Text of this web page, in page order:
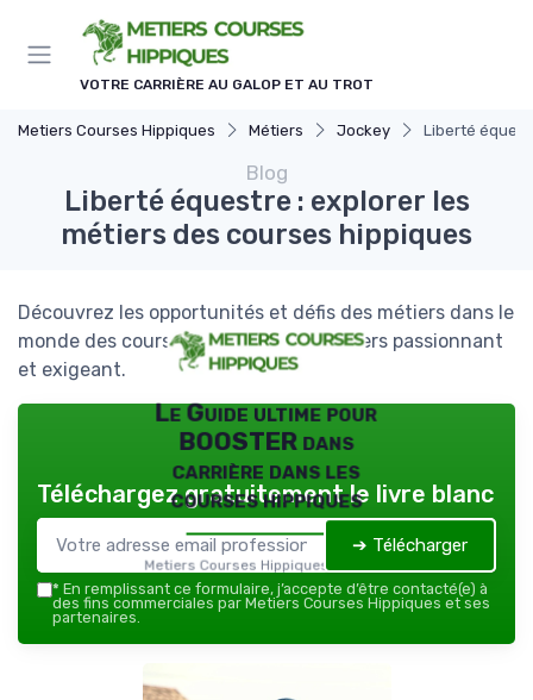
VOTRE CARRIÈRE AU GALOP ET AU TROT
Metiers Courses Hippiques Métiers Jockey Liberté
Blog
Liberté équestre : explorer les
métiers des courses hippiques
Découvrez les opportunités et défis des métiers dans le
monde des courses hippiques, un univers passionnant
et exigeant.
Le Guide ultime pour
BOOSTER dans
carrière dans les
courses hippiques
Metiers Courses Hippiques — 2026
Téléchargez gratuitement le livre blanc
➔ Télécharger
* En remplissant ce formulaire, j’accepte d’être contacté(e) à
des fins commerciales par Metiers Courses Hippiques et ses
partenaires.
Panneau de gestion des cookies